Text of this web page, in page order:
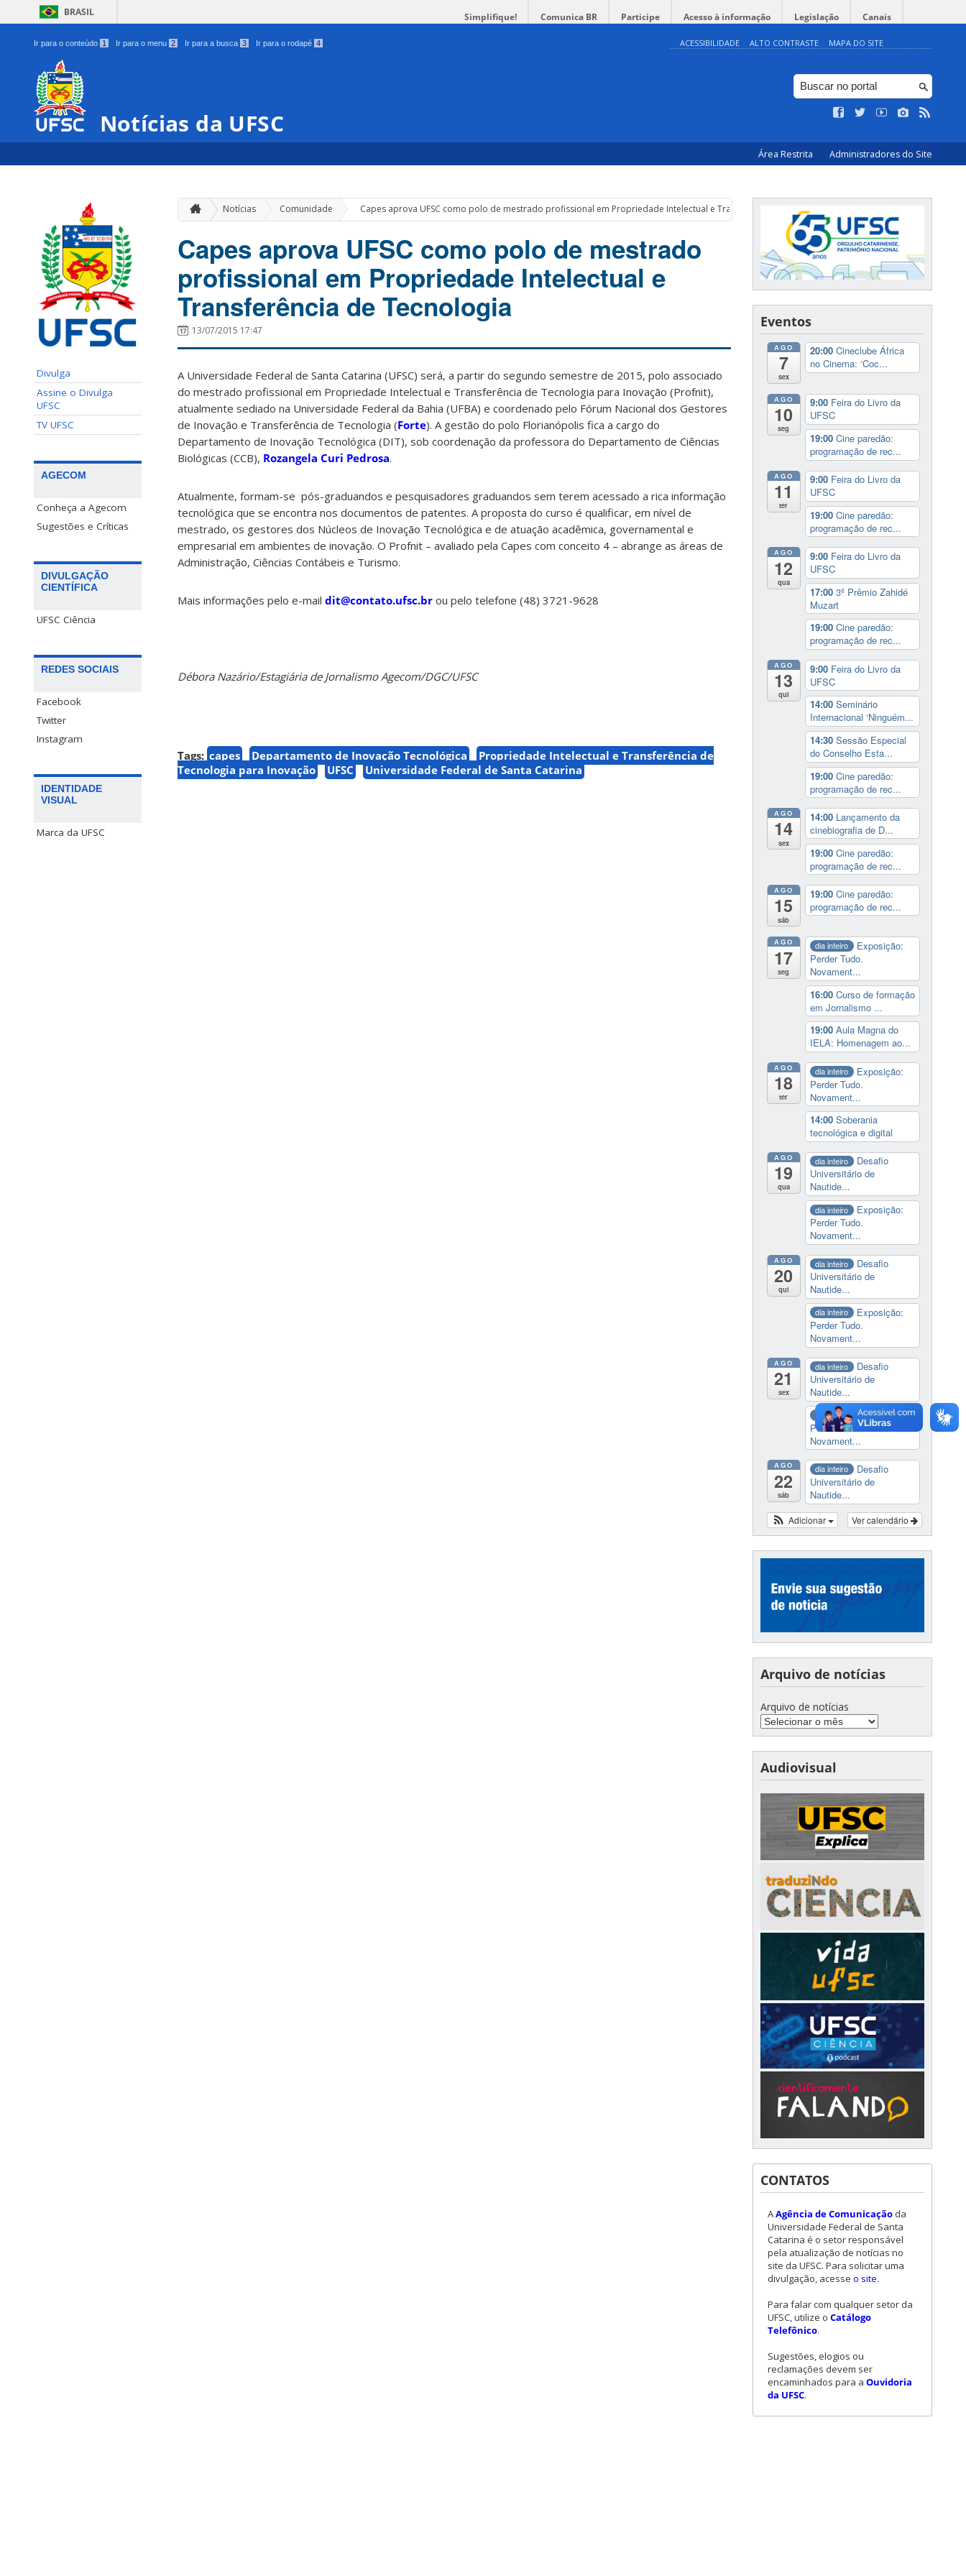
BRASIL Simplifique! Comunica BR Participe Acesso à informação Legislação Canais
Ir para o conteúdo 1 Ir para o menu 2 Ir para a busca 3 Ir para o rodapé 4 ACESSIBILIDADE ALTO CONTRASTE MAPA DO SITE
Notícias da UFSC
Área Restrita Administradores do Site
Divulga
Assine o Divulga
UFSC
TV UFSC
AGECOM
Conheça a Agecom
Sugestões e Críticas
DIVULGAÇÃO
CIENTÍFICA
UFSC Ciência
REDES SOCIAIS
Facebook
Twitter
Instagram
IDENTIDADE
VISUAL
Marca da UFSC
Notícias Comunidade » Capes aprova UFSC como polo de mestrado profissional em Propriedade Intelectual e Transferência de Tecnologia
Capes aprova UFSC como polo de mestrado
profissional em Propriedade Intelectual e
Transferência de Tecnologia
13/07/2015 17:47
A Universidade Federal de Santa Catarina (UFSC) será, a partir do segundo semestre de 2015, polo associado
do mestrado profissional em Propriedade Intelectual e Transferência de Tecnologia para Inovação (Profnit),
atualmente sediado na Universidade Federal da Bahia (UFBA) e coordenado pelo Fórum Nacional dos Gestores
de Inovação e Transferência de Tecnologia (Forte). A gestão do polo Florianópolis fica a cargo do
Departamento de Inovação Tecnológica (DIT), sob coordenação da professora do Departamento de Ciências
Biológicas (CCB), Rozangela Curi Pedrosa.
Atualmente, formam-se pós-graduandos e pesquisadores graduandos sem terem acessado a rica informação
tecnológica que se encontra nos documentos de patentes. A proposta do curso é qualificar, em nível de
mestrado, os gestores dos Núcleos de Inovação Tecnológica e de atuação acadêmica, governamental e
empresarial em ambientes de inovação. O Profnit – avaliado pela Capes com conceito 4 – abrange as áreas de
Administração, Ciências Contábeis e Turismo.
Mais informações pelo e-mail dit@contato.ufsc.br ou pelo telefone (48) 3721-9628
Débora Nazário/Estagiária de Jornalismo Agecom/DGC/UFSC
Tags: capes Departamento de Inovação Tecnológica
Propriedade Intelectual e Transferência de
Tecnologia para Inovação
UFSC Universidade Federal de Santa Catarina
Eventos
AGO
7
sex
20:00 Cineclube África
no Cinema: ‘Coc...
AGO
10
seg
9:00 Feira do Livro da
UFSC
19:00 Cine paredão:
programação de rec...
AGO
11
ter
9:00 Feira do Livro da
UFSC
19:00 Cine paredão:
programação de rec...
AGO
12
qua
9:00 Feira do Livro da
UFSC
17:00 3º Prêmio Zahidé
Muzart
19:00 Cine paredão:
programação de rec...
AGO
13
qui
9:00 Feira do Livro da
UFSC
14:00 Seminário
Internacional ‘Ninguém...
14:30 Sessão Especial
do Conselho Esta...
19:00 Cine paredão:
programação de rec...
AGO
14
sex
14:00 Lançamento da
cinebiografia de D...
19:00 Cine paredão:
programação de rec...
AGO
15
sáb
19:00 Cine paredão:
programação de rec...
AGO
17
seg
dia inteiro
Exposição:
Perder Tudo.
Novament...
16:00 Curso de formação
em Jornalismo ...
19:00 Aula Magna do
IELA: Homenagem ao...
AGO
18
ter
dia inteiro
Exposição:
Perder Tudo.
Novament...
14:00 Soberania
tecnológica e digital
AGO
19
qua
dia inteiro
Desafio
Universitário de
Nautide...
dia inteiro
Exposição:
Perder Tudo.
Novament...
AGO
20
qui
dia inteiro
Desafio
Universitário de
Nautide...
dia inteiro
Exposição:
Perder Tudo.
Novament...
AGO
21
sex
dia inteiro
Desafio
Universitário de
Nautide...
dia inteiro
Exposição:
Perder Tudo.
Novament...
AGO
22
sáb
dia inteiro
Desafio
Universitário de
Nautide...
Ver calendário
Adicionar
Arquivo de notícias
Arquivo de notícias
Audiovisual
CONTATOS
AAgência de Comunicação da
Universidade Federal de Santa
Catarina é o setor responsável
pela atualização de notícias no
site da UFSC. Para solicitar uma
divulgação, acesse o site.
Para falar com qualquer setor da
UFSC, utilize o Catálogo
Telefônico.
Sugestões, elogios ou
reclamações devem ser
encaminhados para a Ouvidoria
da UFSC.